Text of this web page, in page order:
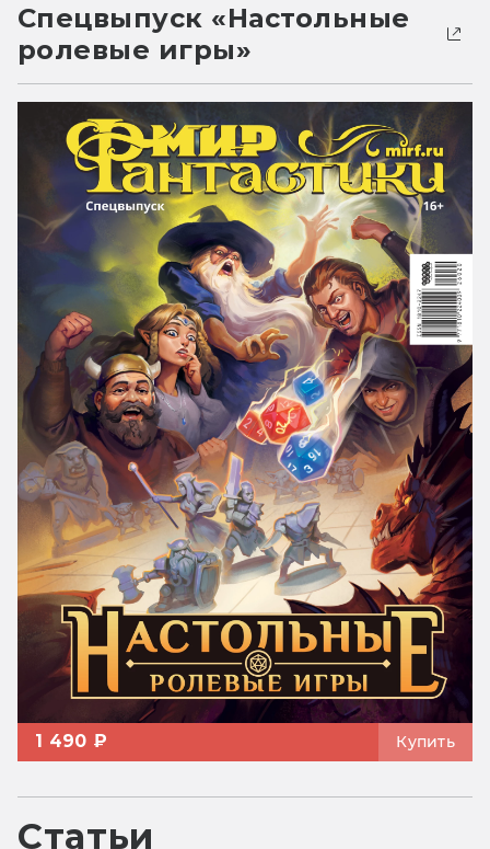
Спецвыпуск «Настольные
ролевые игры»
1 490 ₽ Купить
Статьи